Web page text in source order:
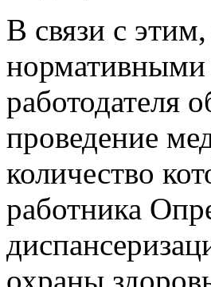
В связи с
нормативными
работодателя
проведение
количество
работника